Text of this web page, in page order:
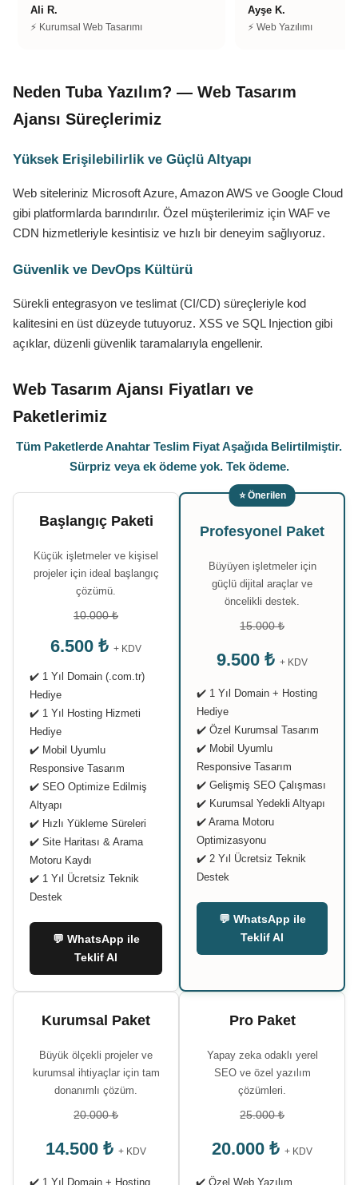
Ali R.
⚡ Kurumsal Web Tasarımı
Ayşe K.
⚡ Web Yazılımı
Neden Tuba Yazılım? — Web Tasarım
Ajansı Süreçlerimiz
Yüksek Erişilebilirlik ve Güçlü Altyapı
Web siteleriniz Microsoft Azure, Amazon AWS ve Google Cloud
gibi platformlarda barındırılır. Özel müşterilerimiz için WAF ve
CDN hizmetleriyle kesintisiz ve hızlı bir deneyim sağlıyoruz.
Güvenlik ve DevOps Kültürü
Sürekli entegrasyon ve teslimat (CI/CD) süreçleriyle kod
kalitesini en üst düzeyde tutuyoruz. XSS ve SQL Injection gibi
açıklar, düzenli güvenlik taramalarıyla engellenir.
Web Tasarım Ajansı Fiyatları ve
Paketlerimiz
Tüm Paketlerde Anahtar Teslim Fiyat Aşağıda Belirtilmiştir.
Sürpriz veya ek ödeme yok. Tek ödeme.
Başlangıç Paketi
Küçük işletmeler ve kişisel
projeler için ideal başlangıç
çözümü.
10.000 ₺
6.500 ₺ + KDV
✔️ 1 Yıl Domain (.com.tr)
Hediye
✔️ 1 Yıl Hosting Hizmeti
Hediye
✔️ Mobil Uyumlu
Responsive Tasarım
✔️ SEO Optimize Edilmiş
Altyapı
✔️ Hızlı Yükleme Süreleri
✔️ Site Haritası & Arama
Motoru Kaydı
✔️ 1 Yıl Ücretsiz Teknik
Destek
💬 WhatsApp ile
Teklif Al
⭐ Önerilen
Profesyonel Paket
Büyüyen işletmeler için
güçlü dijital araçlar ve
öncelikli destek.
15.000 ₺
9.500 ₺ + KDV
✔️ 1 Yıl Domain + Hosting
Hediye
✔️ Özel Kurumsal Tasarım
✔️ Mobil Uyumlu
Responsive Tasarım
✔️ Gelişmiş SEO Çalışması
✔️ Kurumsal Yedekli Altyapı
✔️ Arama Motoru
Optimizasyonu
✔️ 2 Yıl Ücretsiz Teknik
Destek
💬 WhatsApp ile
Teklif Al
Kurumsal Paket
Büyük ölçekli projeler ve
kurumsal ihtiyaçlar için tam
donanımlı çözüm.
20.000 ₺
14.500 ₺ + KDV
✔️ 1 Yıl Domain + Hosting
Pro Paket
Yapay zeka odaklı yerel
SEO ve özel yazılım
çözümleri.
25.000 ₺
20.000 ₺ + KDV
✔️ Özel Web Yazılım